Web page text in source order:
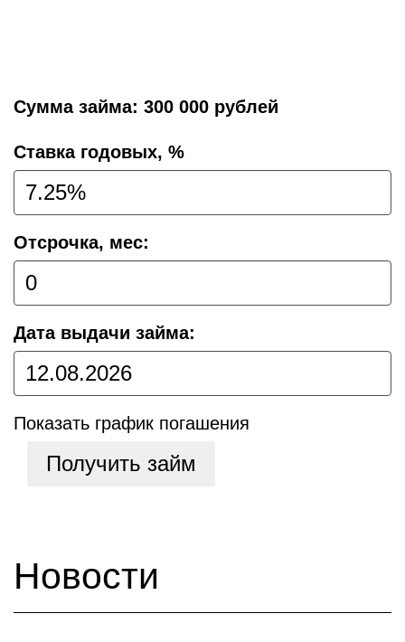
Сумма займа: 300 000 рублей
Cтавка годовых, %
Отсрочка, мес:
Дата выдачи займа:
Показать график погашения
Получить займ
Новости